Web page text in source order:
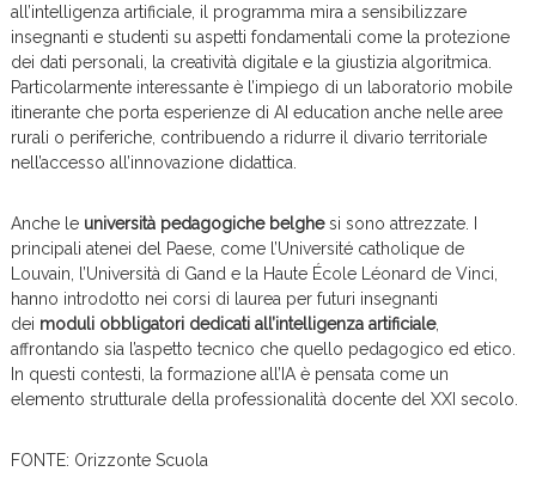
all’intelligenza artificiale, il programma mira a sensibilizzare
insegnanti e studenti su aspetti fondamentali come la protezione
dei dati personali, la creatività digitale e la giustizia algoritmica.
Particolarmente interessante è l’impiego di un laboratorio mobile
itinerante che porta esperienze di AI education anche nelle aree
rurali o periferiche, contribuendo a ridurre il divario territoriale
nell’accesso all’innovazione didattica.
Anche le università pedagogiche belghesi sono attrezzate. I
principali atenei del Paese, come l’Université catholique de
Louvain, l’Università di Gand e la Haute École Léonard de Vinci,
hanno introdotto nei corsi di laurea per futuri insegnanti
dei moduli obbligatori dedicati all’intelligenza artificiale,
affrontando sia l’aspetto tecnico che quello pedagogico ed etico.
In questi contesti, la formazione all’IA è pensata come un
elemento strutturale della professionalità docente del XXI secolo.
FONTE: Orizzonte Scuola